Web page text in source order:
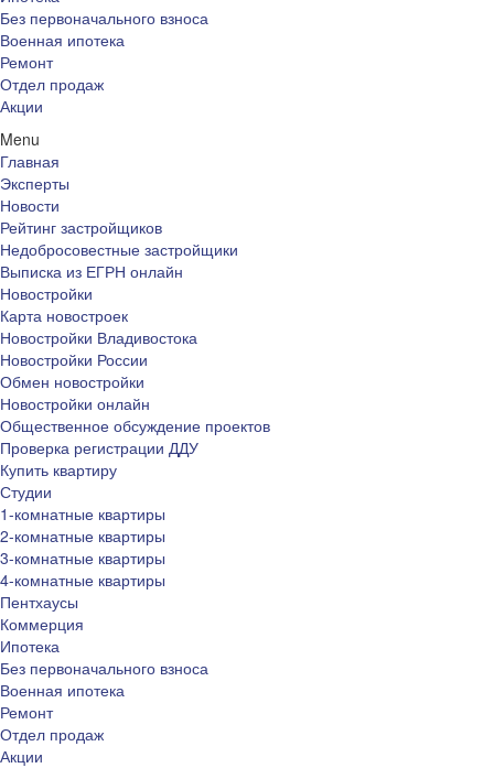
Без первоначального взноса
Военная ипотека
Ремонт
Отдел продаж
Акции
Menu
Главная
Эксперты
Новости
Рейтинг застройщиков
Недобросовестные застройщики
Выписка из ЕГРН онлайн
Новостройки
Карта новостроек
Новостройки Владивостока
Новостройки России
Обмен новостройки
Новостройки онлайн
Общественное обсуждение проектов
Проверка регистрации ДДУ
Купить квартиру
Студии
1-комнатные квартиры
2-комнатные квартиры
3-комнатные квартиры
4-комнатные квартиры
Пентхаусы
Коммерция
Ипотека
Без первоначального взноса
Военная ипотека
Ремонт
Отдел продаж
Акции